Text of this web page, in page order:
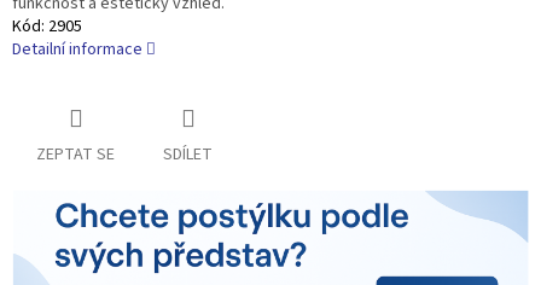
Kód: 2905
Detailní informace
ZEPTAT SE SDÍLET